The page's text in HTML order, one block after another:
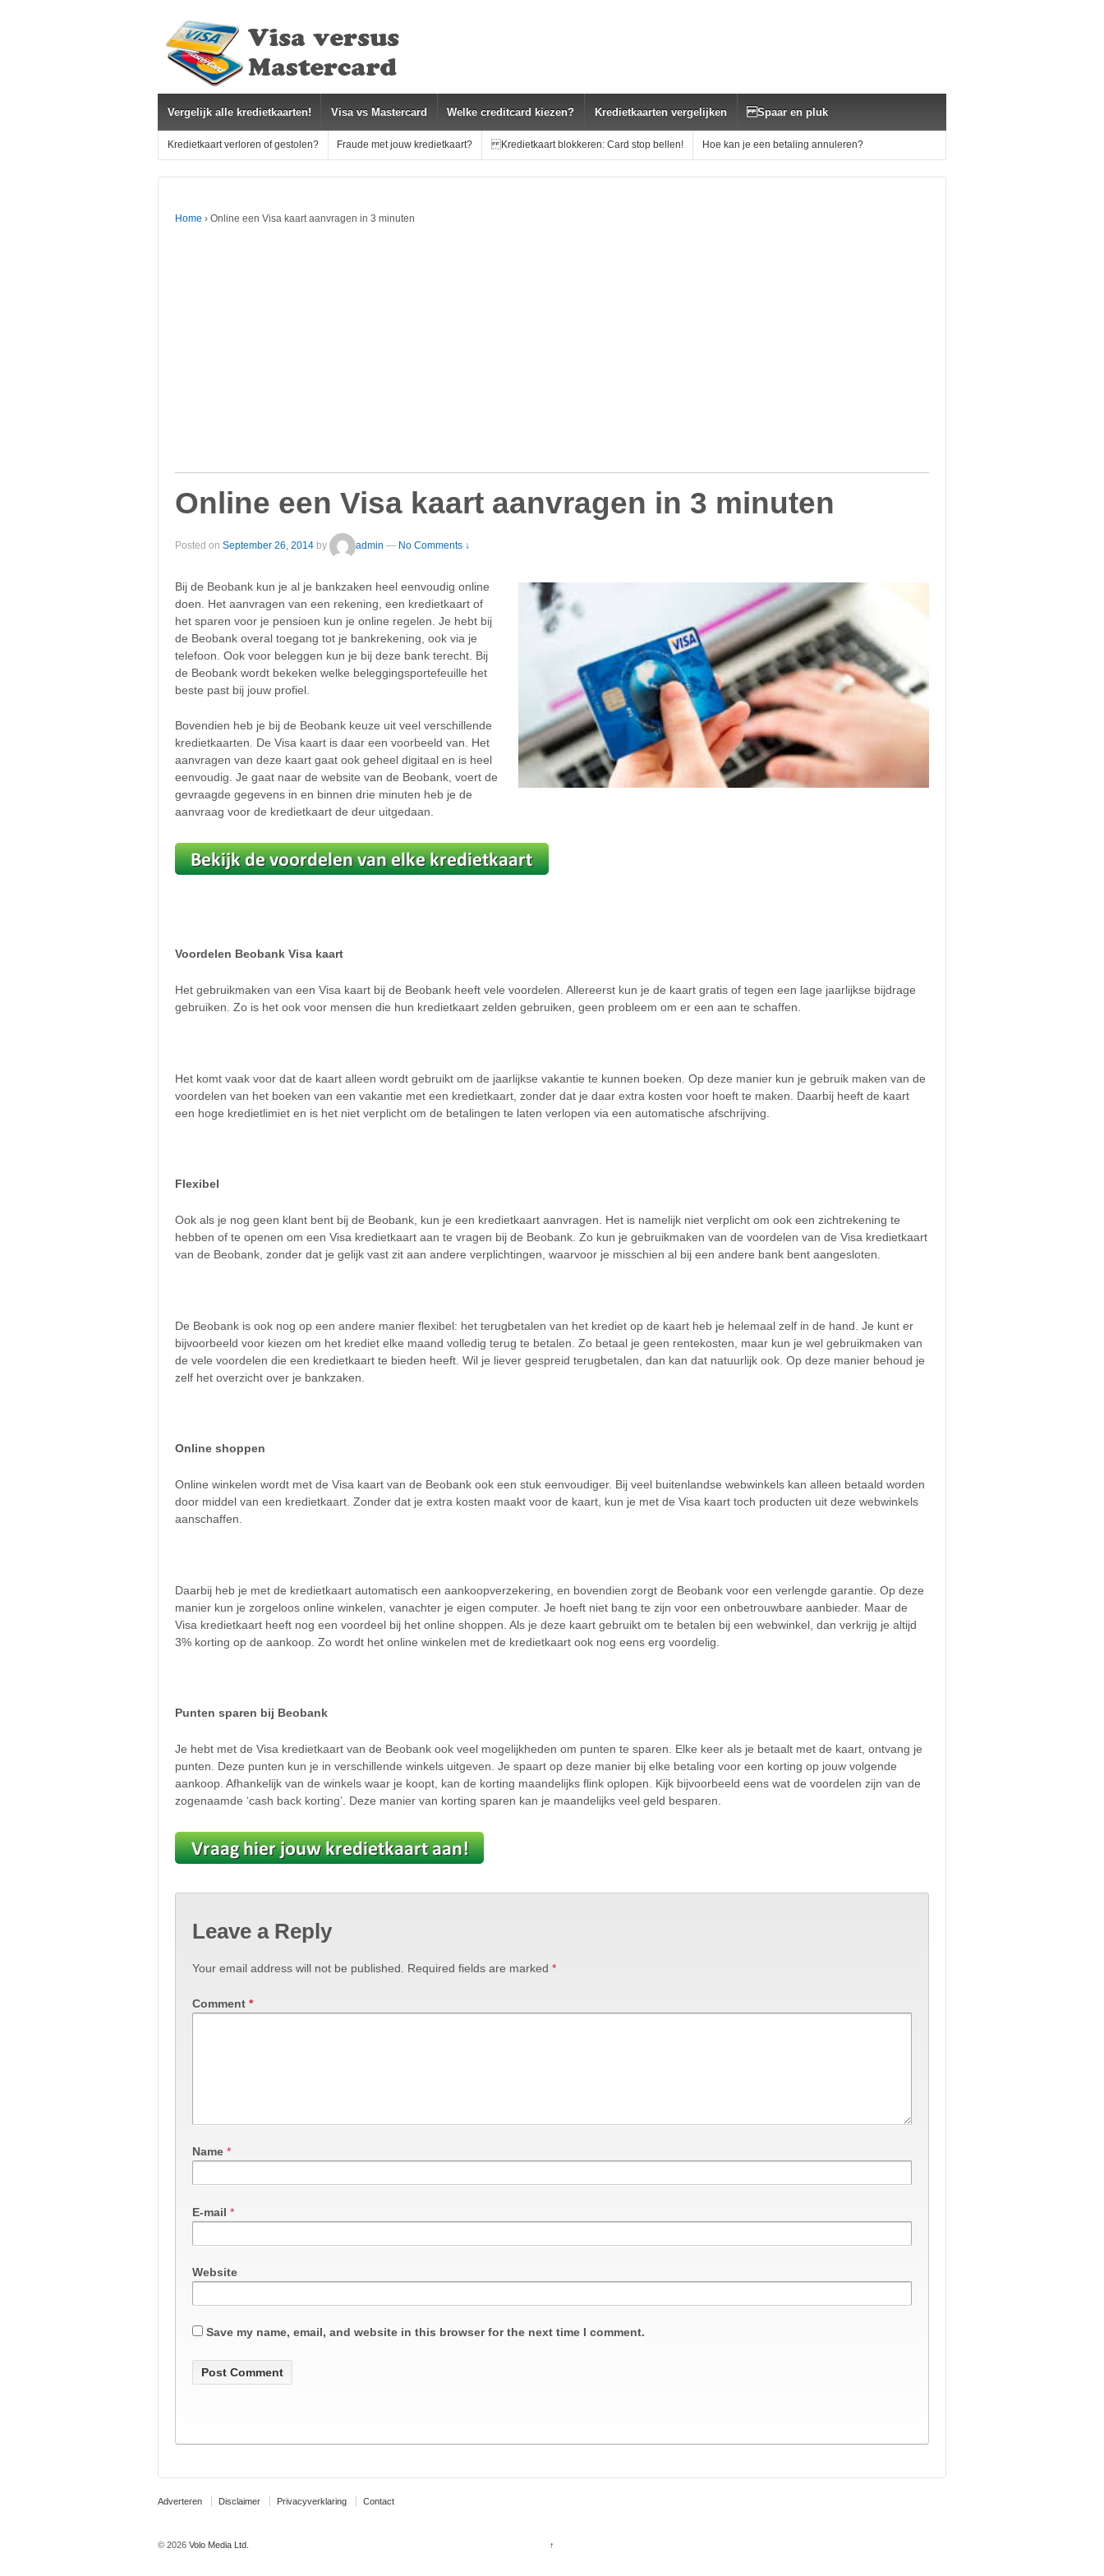
Vergelijk alle kredietkaarten! Visa vs Mastercard Welke creditcard kiezen? Kredietkaarten vergelijken Spaar en pluk
Kredietkaart verloren of gestolen? Fraude met jouw kredietkaart? Kredietkaart blokkeren: Card stop bellen! Hoe kan je een betaling annuleren?
Home › Online een Visa kaart aanvragen in 3 minuten
Online een Visa kaart aanvragen in 3 minuten
Posted on September 26, 2014 by admin — No Comments ↓
Bij de Beobank kun je al je bankzaken heel eenvoudig online
doen. Het aanvragen van een rekening, een kredietkaart of
het sparen voor je pensioen kun je online regelen. Je hebt bij
de Beobank overal toegang tot je bankrekening, ook via je
telefoon. Ook voor beleggen kun je bij deze bank terecht. Bij
de Beobank wordt bekeken welke beleggingsportefeuille het
beste past bij jouw profiel.
Bovendien heb je bij de Beobank keuze uit veel verschillende
kredietkaarten. De Visa kaart is daar een voorbeeld van. Het
aanvragen van deze kaart gaat ook geheel digitaal en is heel
eenvoudig. Je gaat naar de website van de Beobank, voert de
gevraagde gegevens in en binnen drie minuten heb je de
aanvraag voor de kredietkaart de deur uitgedaan.
Voordelen Beobank Visa kaart
Het gebruikmaken van een Visa kaart bij de Beobank heeft vele voordelen. Allereerst kun je de kaart gratis of tegen een lage jaarlijkse bijdrage
gebruiken. Zo is het ook voor mensen die hun kredietkaart zelden gebruiken, geen probleem om er een aan te schaffen.
Het komt vaak voor dat de kaart alleen wordt gebruikt om de jaarlijkse vakantie te kunnen boeken. Op deze manier kun je gebruik maken van de
voordelen van het boeken van een vakantie met een kredietkaart, zonder dat je daar extra kosten voor hoeft te maken. Daarbij heeft de kaart
een hoge kredietlimiet en is het niet verplicht om de betalingen te laten verlopen via een automatische afschrijving.
Flexibel
Ook als je nog geen klant bent bij de Beobank, kun je een kredietkaart aanvragen. Het is namelijk niet verplicht om ook een zichtrekening te
hebben of te openen om een Visa kredietkaart aan te vragen bij de Beobank. Zo kun je gebruikmaken van de voordelen van de Visa kredietkaart
van de Beobank, zonder dat je gelijk vast zit aan andere verplichtingen, waarvoor je misschien al bij een andere bank bent aangesloten.
De Beobank is ook nog op een andere manier flexibel: het terugbetalen van het krediet op de kaart heb je helemaal zelf in de hand. Je kunt er
bijvoorbeeld voor kiezen om het krediet elke maand volledig terug te betalen. Zo betaal je geen rentekosten, maar kun je wel gebruikmaken van
de vele voordelen die een kredietkaart te bieden heeft. Wil je liever gespreid terugbetalen, dan kan dat natuurlijk ook. Op deze manier behoud je
zelf het overzicht over je bankzaken.
Online shoppen
Online winkelen wordt met de Visa kaart van de Beobank ook een stuk eenvoudiger. Bij veel buitenlandse webwinkels kan alleen betaald worden
door middel van een kredietkaart. Zonder dat je extra kosten maakt voor de kaart, kun je met de Visa kaart toch producten uit deze webwinkels
aanschaffen.
Daarbij heb je met de kredietkaart automatisch een aankoopverzekering, en bovendien zorgt de Beobank voor een verlengde garantie. Op deze
manier kun je zorgeloos online winkelen, vanachter je eigen computer. Je hoeft niet bang te zijn voor een onbetrouwbare aanbieder. Maar de
Visa kredietkaart heeft nog een voordeel bij het online shoppen. Als je deze kaart gebruikt om te betalen bij een webwinkel, dan verkrijg je altijd
3% korting op de aankoop. Zo wordt het online winkelen met de kredietkaart ook nog eens erg voordelig.
Punten sparen bij Beobank
Je hebt met de Visa kredietkaart van de Beobank ook veel mogelijkheden om punten te sparen. Elke keer als je betaalt met de kaart, ontvang je
punten. Deze punten kun je in verschillende winkels uitgeven. Je spaart op deze manier bij elke betaling voor een korting op jouw volgende
aankoop. Afhankelijk van de winkels waar je koopt, kan de korting maandelijks flink oplopen. Kijk bijvoorbeeld eens wat de voordelen zijn van de
zogenaamde ‘cash back korting’. Deze manier van korting sparen kan je maandelijks veel geld besparen.
Leave a Reply
Your email address will not be published. Required fields are marked *
Comment *
Name *
E-mail *
Website
Save my name, email, and website in this browser for the next time I comment.
Adverteren Disclaimer Privacyverklaring Contact
© 2026 Volo Media Ltd. ↑